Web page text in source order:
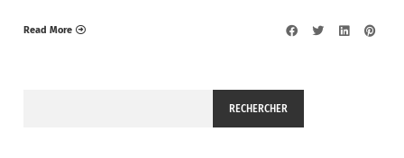
Read More
RECHERCHER